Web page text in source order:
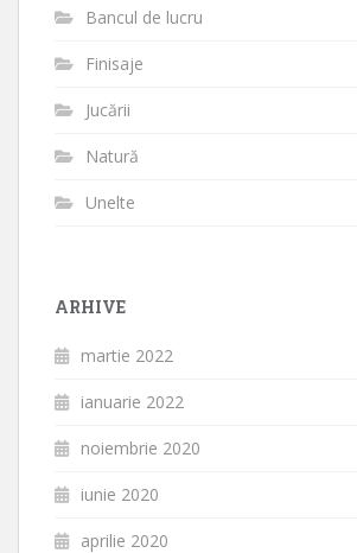
Bancul de lucru
Finisaje
Jucării
Natură
Unelte
ARHIVE
martie 2022
ianuarie 2022
noiembrie 2020
iunie 2020
aprilie 2020